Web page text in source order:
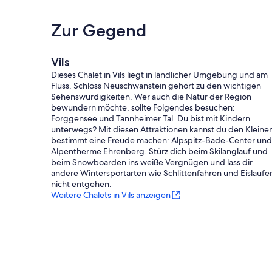
Zur Gegend
Vils
Dieses Chalet in Vils liegt in ländlicher Umgebung und am
Fluss. Schloss Neuschwanstein gehört zu den wichtigen
Sehenswürdigkeiten. Wer auch die Natur der Region
bewundern möchte, sollte Folgendes besuchen:
Forggensee und Tannheimer Tal. Du bist mit Kindern
unterwegs? Mit diesen Attraktionen kannst du den
bestimmt eine Freude machen: Alpspitz-Bade-Center und
Alpentherme Ehrenberg. Stürz dich beim Skilanglauf und
beim Snowboarden ins weiße Vergnügen und lass dir
andere Wintersportarten wie Schlittenfahren und
nicht entgehen.
Weitere Chalets in Vils anzeigen